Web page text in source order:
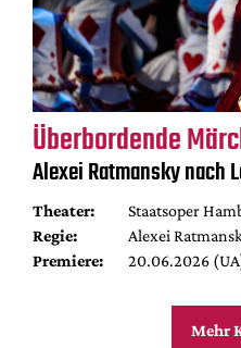
Überbordende
Alexei Ratmansky nach
Theater:
Staatsoper
Regie:
Alexei
Premiere:
20.06.2026
Mehr